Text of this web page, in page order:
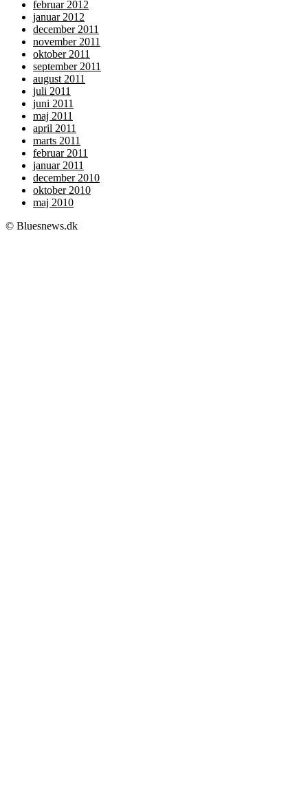
februar 2012
januar 2012
december 2011
november 2011
oktober 2011
september 2011
august 2011
juli 2011
juni 2011
maj 2011
april 2011
marts 2011
februar 2011
januar 2011
december 2010
oktober 2010
maj 2010
© Bluesnews.dk